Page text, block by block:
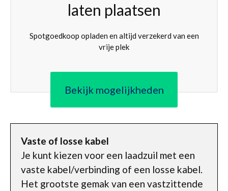
laten plaatsen
Spotgoedkoop opladen en altijd verzekerd van een
vrije plek
Bekijk mogelijkheden
Vaste of losse kabel
Je kunt kiezen voor een laadzuil met een
vaste kabel/verbinding of een losse kabel.
Het grootste gemak van een vastzittende